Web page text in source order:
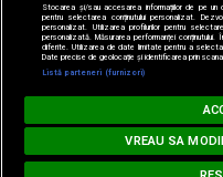
Loading...MUSIC NON
DAYA - Don't Let Me Down
Stocarea și/sau accesarea informațiilor de pe un
pentru selectarea conținutului personalizat.
personalizat. Utilizarea profilurilor pentru
personalizată. Măsurarea performanței
diferite. Utilizarea de date limitate pentru a
Date precise de geolocație și identificarea prin
Listă parteneri (furnizori)
VREAU SA